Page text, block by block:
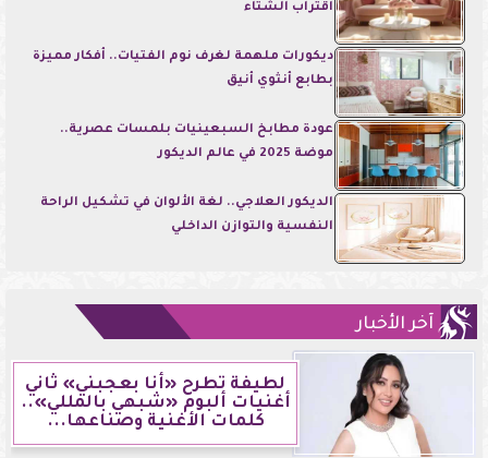
اقتراب الشتاء
ديكورات ملهمة لغرف نوم الفتيات.. أفكار مميزة
بطابع أنثوي أنيق
عودة مطابخ السبعينيات بلمسات عصرية..
موضة 2025 في عالم الديكور
الديكور العلاجي.. لغة الألوان في تشكيل الراحة
النفسية والتوازن الداخلي
آخر الأخبار
لطيفة تطرح «أنا بعجبني» ثاني
أغنيات ألبوم «شبهي بالمللي»..
كلمات الأغنية وصناعها...